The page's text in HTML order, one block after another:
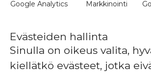
Google Analytics Markkinointi
Evästeiden hallinta
Sinulla on oikeus valita,
kiellätkö evästeet, jotka